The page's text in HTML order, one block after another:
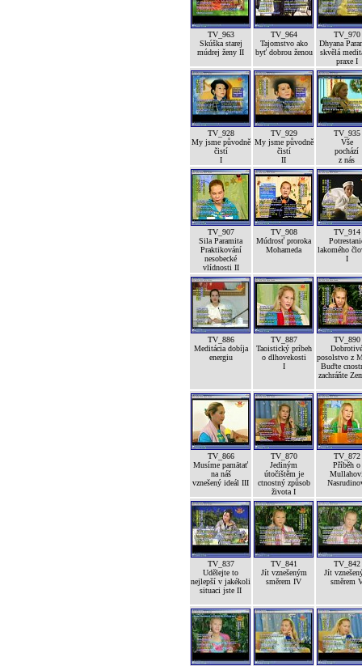
TV_963
Skúška starej
múdrej ženy II
TV_964
Tajomstvo ako
byť dobrou ženou
TV_970
Dhyana
skvělá
praxe I
TV_928
My jsme původně
čistí
I
TV_929
My jsme původně
čistí
II
TV_935
Vše
pochází
z nás
TV_907
Sila Paramita
Praktikování
nesobecké
vlídnosti II
TV_908
Múdrosť proroka
Mohameda
TV_914
lakomého
I
TV_886
Meditácia dobíja
energiu
TV_887
Taoistický príbeh
o dlhovekosti
I
TV_890
Dobrotivé
posolstvo z
Buďte
zachráňte
TV_866
Musíme pamätať
na náš
vznešený ideál III
TV_870
Jediným
útočištěm je
ctnostný způsob
života I
TV_872
Příběh o
TV_837
Udělejte to
nejlepší v jakékoli
situaci jste II
TV_841
Jít vznešeným
směrem IV
TV_842
Jít
směrem